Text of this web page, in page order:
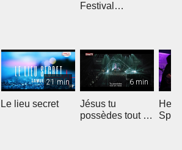
Festival
21 min
Le lieu secret
6 min
Jésus tu
possèdes tout en
He